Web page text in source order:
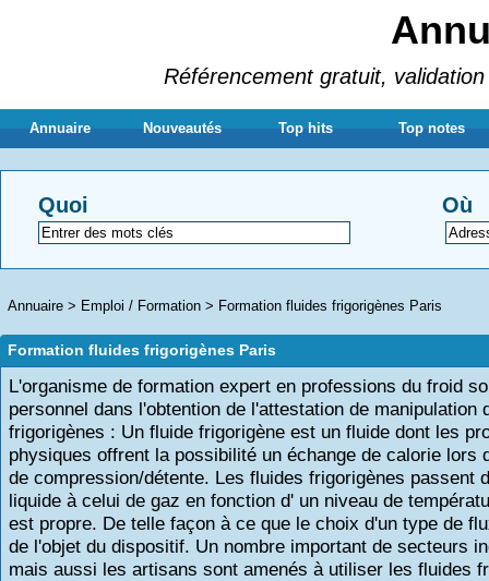
Référencement gratuit,
Annuaire Nouveautés Top hits Top notes
Quoi Où
Annuaire > Emploi / Formation > Formation fluides frigorigènes Paris
Formation fluides frigorigènes Paris
L'organisme de formation expert en professions du froid
personnel dans l'obtention de l'attestation de manipulation
frigorigènes : Un fluide frigorigène est un fluide dont les
physiques offrent la possibilité un échange de calorie lors
de compression/détente. Les fluides frigorigènes passent
liquide à celui de gaz en fonction d' un niveau de
est propre. De telle façon à ce que le choix d'un type de
de l'objet du dispositif. Un nombre important de secteurs
mais aussi les artisans sont amenés à utiliser les fluides